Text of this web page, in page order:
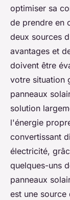
optimiser sa
de prendre en
deux sources
avantages et
doivent être
votre situation
panneaux
solution
l'énergie
convertissant
électricité,
quelques-uns
panneaux
est une